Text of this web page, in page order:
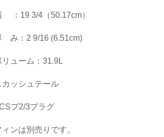
：19 3/4（50.17cm）
み：2 9/16 (6.51cm)
リューム：31.9L
カッシュテール
プ2/3プラグ
ンは別売りです。